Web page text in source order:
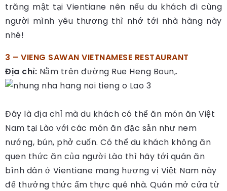
trăng mật tại Vientiane nên nếu du khách đi cùng
người mình yêu thương thì nhớ tới nhà hàng này
nhé!
3 – VIENG SAWAN VIETNAMESE RESTAURANT
Địa chỉ: Nằm trên đường Rue Heng Boun,.
Đây là địa chỉ mà du khách có thể ăn món ăn Việt
Nam tại Lào với các món ăn đặc sản như nem
nướng, bún, phở cuốn. Có thể du khách không ăn
quen thức ăn của người Lào thì hãy tới quán ăn
bình dân ở Vientiane mang hương vị Việt Nam này
để thưởng thức ẩm thực quê nhà. Quán mở cửa từ